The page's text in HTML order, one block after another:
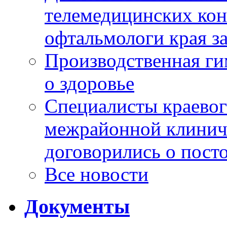
телемедицинских
офтальмологи края
Производственная
о здоровье
Специалисты
межрайонной
договорились о
Все новости
Документы